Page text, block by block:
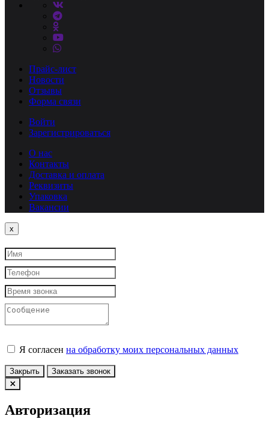
Прайс-лист
Новости
Отзывы
Форма связи
Войти
Зарегистрироваться
О нас
Контакты
Доставка и оплата
Реквизиты
Упаковка
Вакансии
x
Я согласен на обработку моих персональных данных
Закрыть Заказать звонок
Авторизация